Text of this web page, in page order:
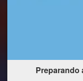
Preparando